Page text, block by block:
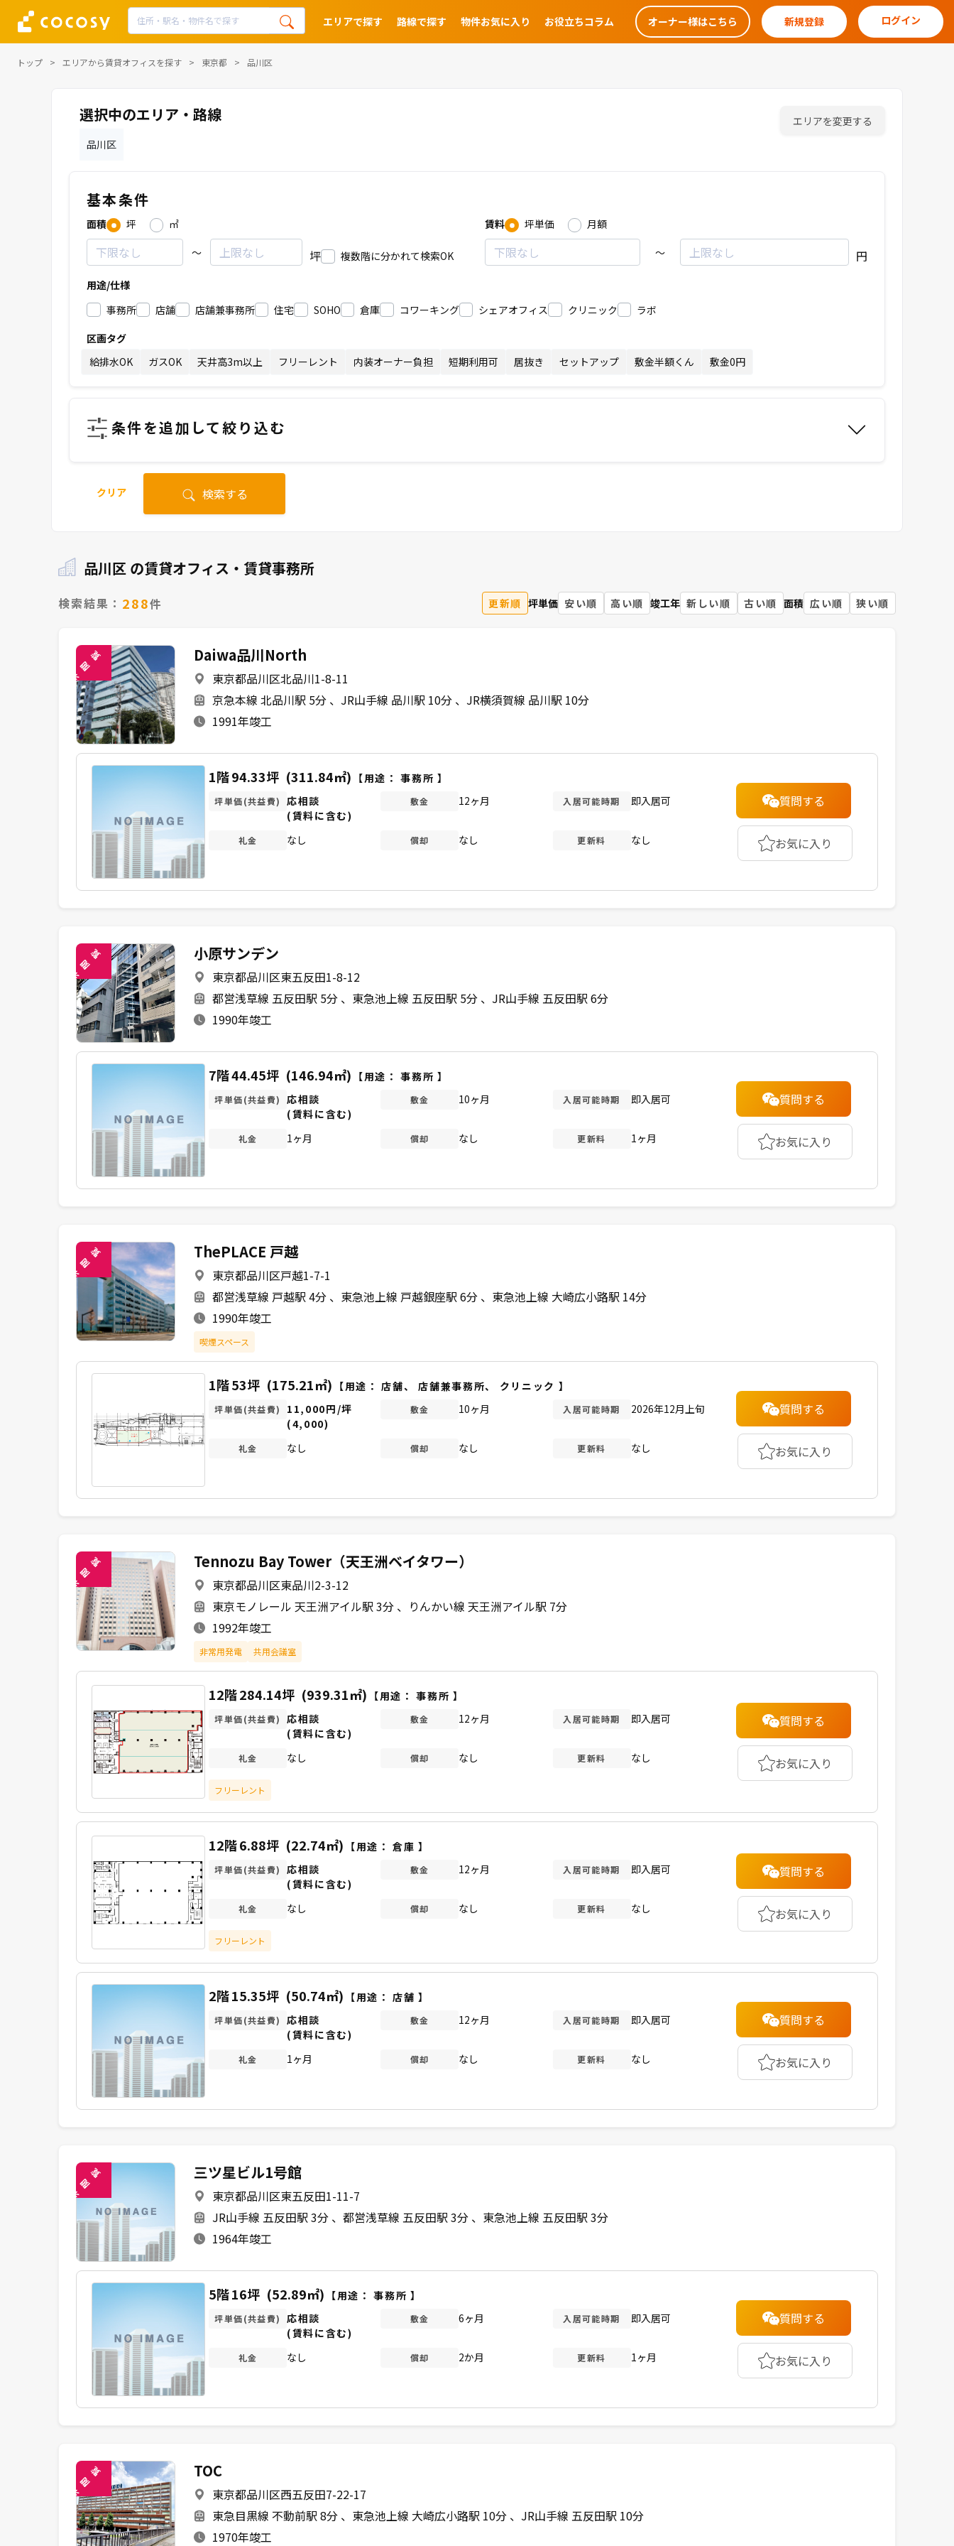
エリアで探す 路線で探す 物件お気に入り お役立ちコラム オーナー様はこちら 新規登録 ログイン
トップ エリアから賃貸オフィスを探す 東京都 品川区
選択中のエリア・路線
品川区
エリアを変更する
基本条件
面積 坪
㎡
～
坪 複数階に分かれて検索OK
賃料 坪単価
月額
～
円
用途/仕様
事務所
店舗 店舗兼事務所 住宅 SOHO 倉庫 コワーキング シェアオフィス クリニック
ラボ
区画タグ
給排水OK
ガスOK 天井高3m以上 フリーレント 内装オーナー負担 短期利用可 居抜き セットアップ 敷金半額くん 敷金0円
条件を追加して絞り込む
クリア 検索する
品川区 の賃貸オフィス・賃貸事務所
検索結果： 288件 更新順 坪単価 安い順 高い順 竣工年 新しい順 古い順 面積 広い順 狭い順
未
閲
覧 Daiwa品川North
東京都品川区北品川1-8-11
京急本線 北品川駅 5分
JR山手線 品川駅 10分
JR横須賀線 品川駅 10分
1991年竣工
1階94.33坪 (311.84㎡) 【用途：事務所 】
坪単価(共益費)
応相談
(賃料に含む)
敷金 12ヶ月 入居可能時期 即入居可
礼金 なし 償却 なし 更新料 なし
質問する
お気に入り
未
閲
覧 小原サンデン
東京都品川区東五反田1-8-12
都営浅草線 五反田駅 5分
東急池上線 五反田駅 5分
JR山手線 五反田駅 6分
1990年竣工
7階44.45坪 (146.94㎡) 【用途：事務所 】
坪単価(共益費)
応相談
(賃料に含む)
敷金 10ヶ月 入居可能時期 即入居可
礼金 1ヶ月 償却 なし 更新料 1ヶ月
質問する
お気に入り
未
閲
覧 ThePLACE 戸越
東京都品川区戸越1-7-1
都営浅草線 戸越駅 4分
東急池上線 戸越銀座駅 6分
東急池上線 大崎広小路駅 14分
1990年竣工
喫煙スペース
1階53坪 (175.21㎡) 【用途：店舗、 店舗兼事務所、 クリニック 】
坪単価(共益費)
11,000円/坪
(4,000)
敷金 10ヶ月 入居可能時期 2026年12月上旬
礼金 なし 償却 なし 更新料 なし
質問する
お気に入り
未
閲
覧 Tennozu Bay Tower（天王洲ベイタワー）
東京都品川区東品川2-3-12
東京モノレール 天王洲アイル駅 3分
りんかい線 天王洲アイル駅 7分
1992年竣工
非常用発電 共用会議室
12階284.14坪 (939.31㎡) 【用途：事務所 】
坪単価(共益費)
応相談
(賃料に含む)
敷金 12ヶ月 入居可能時期 即入居可
礼金 なし 償却 なし 更新料 なし
フリーレント
質問する
お気に入り
12階6.88坪 (22.74㎡) 【用途：倉庫 】
坪単価(共益費)
応相談
(賃料に含む)
敷金 12ヶ月 入居可能時期 即入居可
礼金 なし 償却 なし 更新料 なし
フリーレント
質問する
お気に入り
2階15.35坪 (50.74㎡) 【用途：店舗 】
坪単価(共益費)
応相談
(賃料に含む)
敷金 12ヶ月 入居可能時期 即入居可
礼金 1ヶ月 償却 なし 更新料 なし
質問する
お気に入り
未
閲
覧 三ツ星ビル1号館
東京都品川区東五反田1-11-7
JR山手線 五反田駅 3分
都営浅草線 五反田駅 3分
東急池上線 五反田駅 3分
1964年竣工
5階16坪 (52.89㎡) 【用途：事務所 】
坪単価(共益費)
応相談
(賃料に含む)
敷金 6ヶ月 入居可能時期 即入居可
礼金 なし 償却 2か月 更新料 1ヶ月
質問する
お気に入り
未
閲
覧 TOC
東京都品川区西五反田7-22-17
東急目黒線 不動前駅 8分
東急池上線 大崎広小路駅 10分
JR山手線 五反田駅 10分
1970年竣工